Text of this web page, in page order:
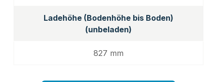
Ladehöhe (Bodenhöhe bis Boden)
(unbeladen)
827 mm